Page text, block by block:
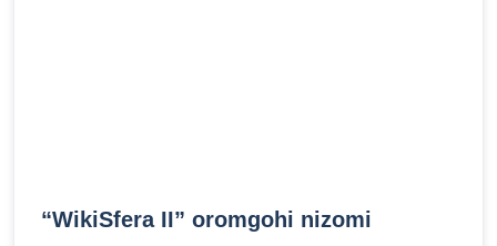
“WikiSfera II” oromgohi nizomi